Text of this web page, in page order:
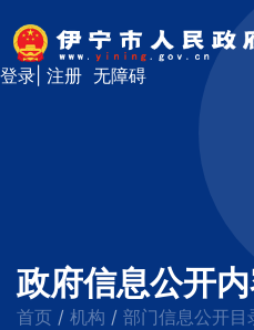
无障碍
登录 注册
政府信息公开
首页 / 机构 / 部门信息公开目